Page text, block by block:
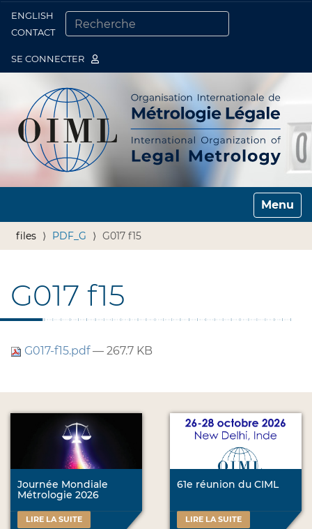
ENGLISH
CONTACT
SE CONNECTER
Toggle
files PDF_G G017 f15
G017 f15
G017-f15.pdf— 267.7 KB
Journée Mondiale
Métrologie 2026
LIRE LA SUITE
61e réunion du CIML
LIRE LA SUITE